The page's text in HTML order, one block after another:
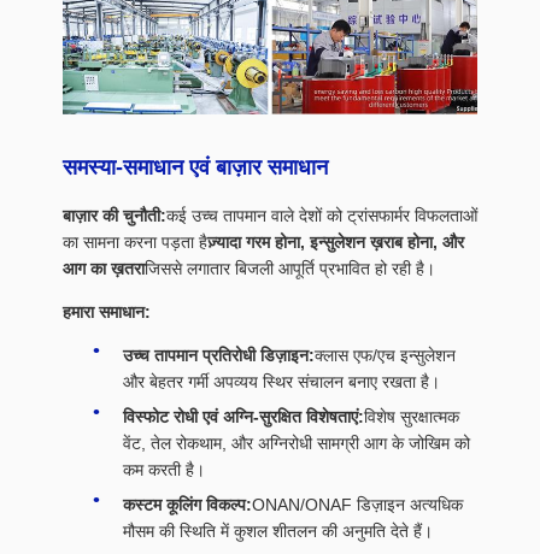
समस्या-समाधान एवं बाज़ार समाधान
बाज़ार की चुनौती:कई उच्च तापमान वाले देशों को ट्रांसफार्मर विफलताओं
का सामना करना पड़ता हैज़्यादा गरम होना, इन्सुलेशन ख़राब होना, और
आग का ख़तराजिससे लगातार बिजली आपूर्ति प्रभावित हो रही है।
हमारा समाधान:
उच्च तापमान प्रतिरोधी डिज़ाइन:क्लास एफ/एच इन्सुलेशन
और बेहतर गर्मी अपव्यय स्थिर संचालन बनाए रखता है।
विस्फोट रोधी एवं अग्नि-सुरक्षित विशेषताएं:विशेष सुरक्षात्मक
वेंट, तेल रोकथाम, और अग्निरोधी सामग्री आग के जोखिम को
कम करती है।
कस्टम कूलिंग विकल्प:ONAN/ONAF डिज़ाइन अत्यधिक
मौसम की स्थिति में कुशल शीतलन की अनुमति देते हैं।